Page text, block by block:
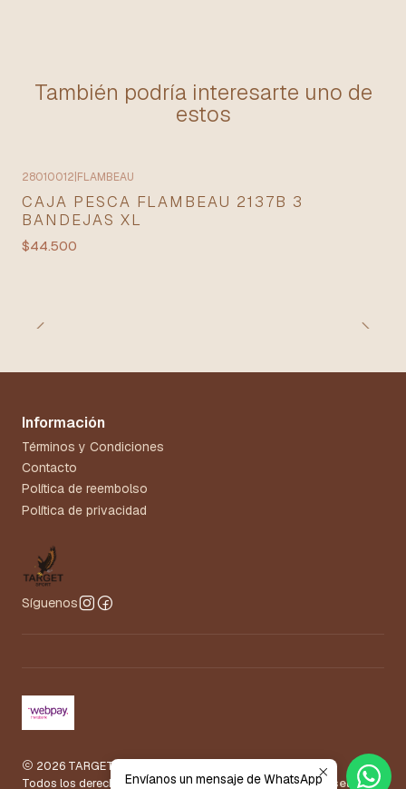
También podría interesarte uno de
estos
28010012 FLAMBEAU
CAJA PESCA FLAMBEAU 2137B 3
BANDEJAS XL
$44.500
Información
Términos y Condiciones
Contacto
Política de reembolso
Política de privacidad
Síguenos
2026 TARGET.
Todos los derechos reservados.Desarrollado por Jumpseller.
Envíanos un mensaje de WhatsApp